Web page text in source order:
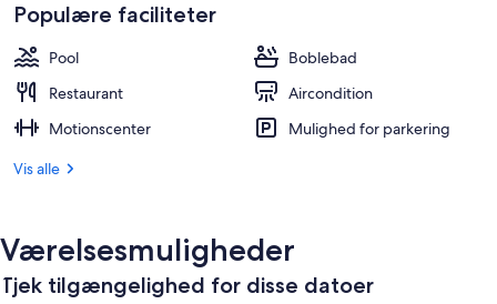
Solterrasse
Populære faciliteter
Pool
Boblebad
Restaurant
Aircondition
Motionscenter
Mulighed for parkering
Vis alle
Værelsesmuligheder
Tjek tilgængelighed for disse datoer